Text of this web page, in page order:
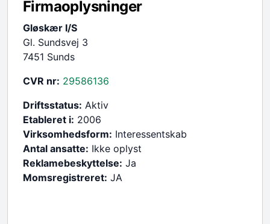
Firmaoplysninger
Gløskær I/S
Gl. Sundsvej 3
7451 Sunds
CVR nr: 29586136
Driftsstatus: Aktiv
Etableret i: 2006
Virksomhedsform: Interessentskab
Antal ansatte: Ikke oplyst
Reklamebeskyttelse: Ja
Momsregistreret: JA